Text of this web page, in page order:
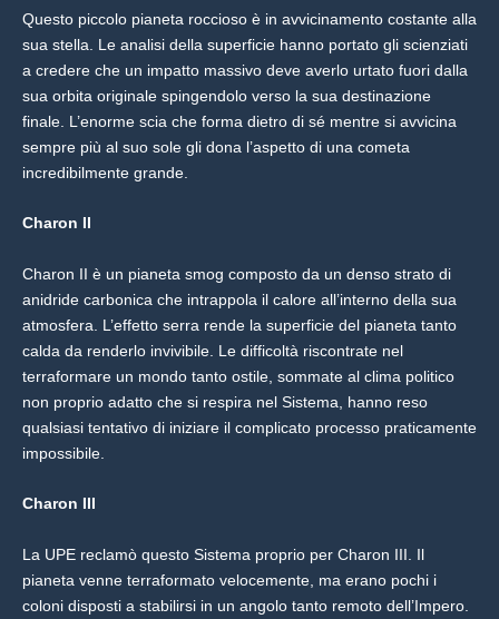
Questo piccolo pianeta roccioso è in avvicinamento costante alla
sua stella. Le analisi della superficie hanno portato gli scienziati
a credere che un impatto massivo deve averlo urtato fuori dalla
sua orbita originale spingendolo verso la sua destinazione
finale. L’enorme scia che forma dietro di sé mentre si avvicina
sempre più al suo sole gli dona l’aspetto di una cometa
incredibilmente grande.
Charon II
Charon II è un pianeta smog composto da un denso strato di
anidride carbonica che intrappola il calore all’interno della sua
atmosfera. L’effetto serra rende la superficie del pianeta tanto
calda da renderlo invivibile. Le difficoltà riscontrate nel
terraformare un mondo tanto ostile, sommate al clima politico
non proprio adatto che si respira nel Sistema, hanno reso
qualsiasi tentativo di iniziare il complicato processo praticamente
impossibile.
Charon III
La UPE reclamò questo Sistema proprio per Charon III. Il
pianeta venne terraformato velocemente, ma erano pochi i
coloni disposti a stabilirsi in un angolo tanto remoto dell’Impero.